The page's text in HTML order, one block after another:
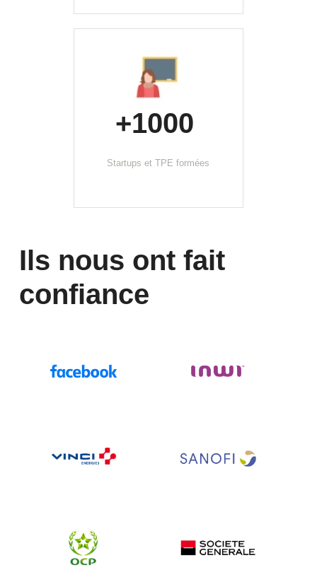
+1000
Startups et TPE formées
Ils nous ont fait
confiance